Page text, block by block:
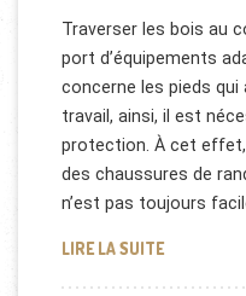
Traverser les bois au
port d’équipements
concerne les pieds qui
travail, ainsi, il est
protection. À cet
des chaussures de
n’est pas toujours
LIRE LA SUITE